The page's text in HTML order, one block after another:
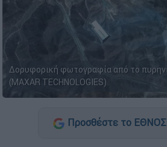
Δορυφορική φωτογραφία από το
(MAXAR TECHNOLOGIES)
Προσθέστε το ΕΘΝΟΣ